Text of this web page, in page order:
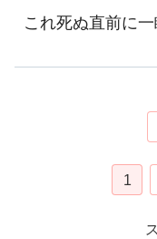
これ死ぬ直前に
1